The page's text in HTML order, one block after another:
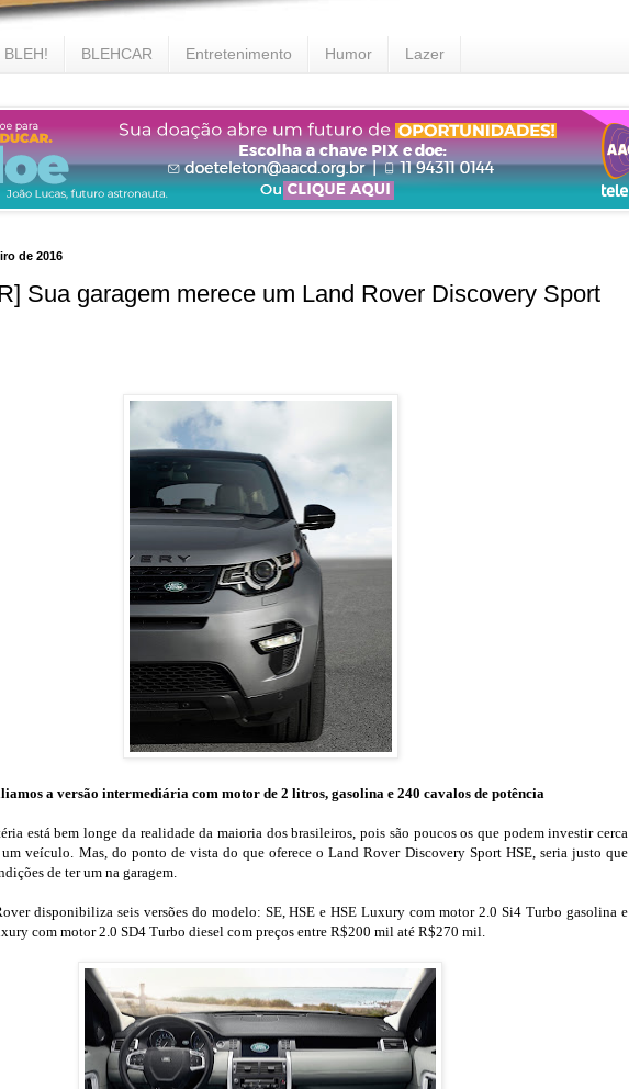
BLEH! BLEHCAR Entretenimento Humor Lazer
de 2016
Sua garagem merece um Land Rover Discovery Sport
a versão intermediária com motor de 2 litros, gasolina e 240 cavalos de potência
está bem longe da realidade da maioria dos brasileiros, pois são poucos os que podem investir cerca
veículo. Mas, do ponto de vista do que oferece o Land Rover Discovery Sport HSE, seria justo que
de ter um na garagem.
disponibiliza seis versões do modelo: SE, HSE e HSE Luxury com motor 2.0 Si4 Turbo gasolina e
com motor 2.0 SD4 Turbo diesel com preços entre R$200 mil até R$270 mil.